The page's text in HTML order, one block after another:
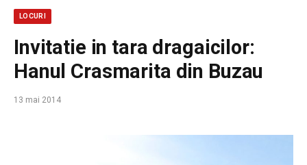
LOCURI
Invitatie in tara dragaicilor:
Hanul Crasmarita din Buzau
13 mai 2014